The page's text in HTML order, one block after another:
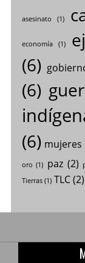
asesinato (1)
economía(1)
(6)
(6)
(6) mujeres
oro (1) paz (2)
Tierras(1) TLC(2)